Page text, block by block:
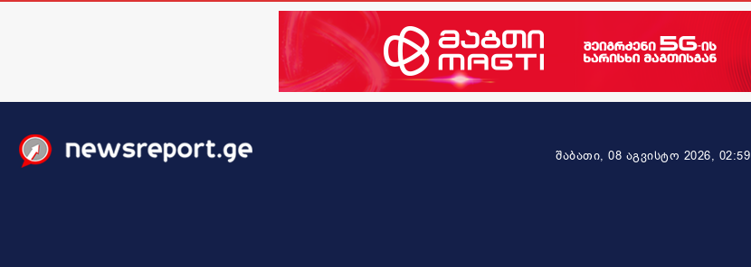
შაბათი, 08 აგვისტო 2026, 02:59